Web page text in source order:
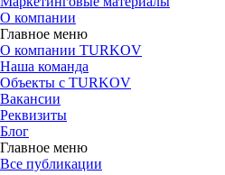
О компании
Главное меню
О компании TURKOV
Наша команда
Объекты с TURKOV
Вакансии
Реквизиты
Блог
Главное меню
Все публикации